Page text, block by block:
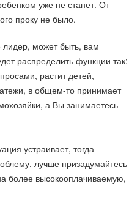
уже не станет. От
проку не было.
может быть, вам
распределить функции так:
растит детей,
в общем-то принимает
а Вы занимаетесь
устраивает, тогда
лучше призадумайтесь
более высокооплачиваемую,